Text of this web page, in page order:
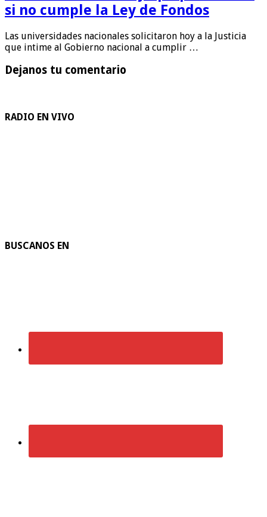
si no cumple la Ley de Fondos
Las universidades nacionales solicitaron hoy a la Justicia
que intime al Gobierno nacional a cumplir …
Dejanos tu comentario
RADIO EN VIVO
BUSCANOS EN